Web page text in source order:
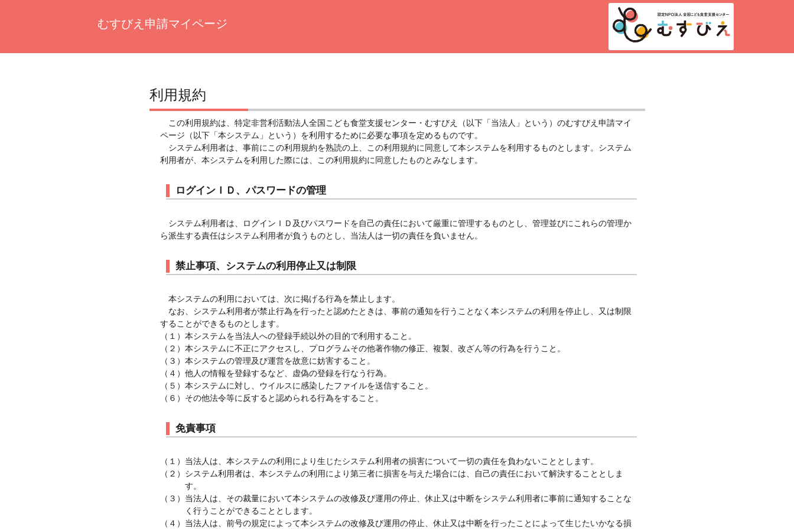
むすびえ申請マイページ
利用規約
この利用規約は、特定非営利活動法人全国こども食堂支援センター・むすびえ（以下「当法人」という）のむすびえ申請マイ
ページ（以下「本システム」という）を利用するために必要な事項を定めるものです。
システム利用者は、事前にこの利用規約を熟読の上、この利用規約に同意して本システムを利用するものとします。システム
利用者が、本システムを利用した際には、この利用規約に同意したものとみなします。
ログインＩＤ、パスワードの管理
システム利用者は、ログインＩＤ及びパスワードを自己の責任において厳重に管理するものとし、管理並びにこれらの管理か
ら派生する責任はシステム利用者が負うものとし、当法人は一切の責任を負いません。
禁止事項、システムの利用停止又は制限
本システムの利用においては、次に掲げる行為を禁止します。
なお、システム利用者が禁止行為を行ったと認めたときは、事前の通知を行うことなく本システムの利用を停止し、又は制限
することができるものとします。
（１）本システムを当法人への登録手続以外の目的で利用すること。
（２）本システムに不正にアクセスし、プログラムその他著作物の修正、複製、改ざん等の行為を行うこと。
（３）本システムの管理及び運営を故意に妨害すること。
（４）他人の情報を登録するなど、虚偽の登録を行なう行為。
（５）本システムに対し、ウイルスに感染したファイルを送信すること。
（６）その他法令等に反すると認められる行為をすること。
免責事項
（１）当法人は、本システムの利用により生じたシステム利用者の損害について一切の責任を負わないこととします。
（２）システム利用者は、本システムの利用により第三者に損害を与えた場合には、自己の責任において解決することとしま
す。
（３）当法人は、その裁量において本システムの改修及び運用の停止、休止又は中断をシステム利用者に事前に通知することな
く行うことができることとします。
（４）当法人は、前号の規定によって本システムの改修及び運用の停止、休止又は中断を行ったことによって生じたいかなる損